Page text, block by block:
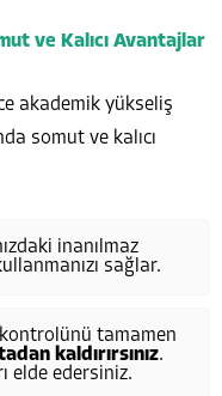
ve Kalıcı Avantajlar
akademik yükseliş
somut ve kalıcı
inanılmaz
sağlar.
tamamen
kaldırırsınız.
elde edersiniz.